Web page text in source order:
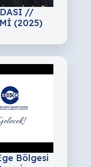
//
(2025)
Bölgesi